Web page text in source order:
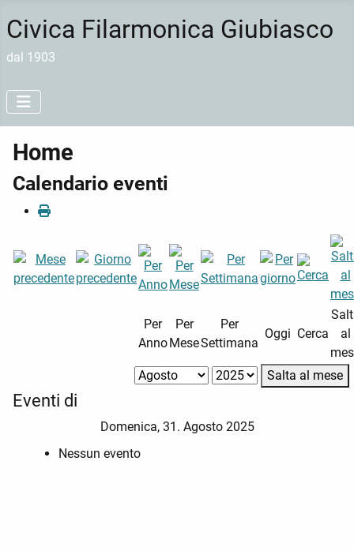
Civica Filarmonica Giubiasco
dal 1903
Home
Calendario eventi
Per
Anno
Per
Mese
Per
Settimana
Oggi Cerca
al
Salta al mese
Eventi di
Domenica, 31. Agosto 2025
Nessun evento